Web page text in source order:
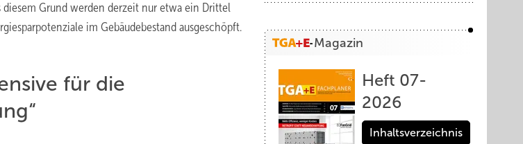
diesem Grund werden derzeit nur etwa ein Drittel
im Gebäudebestand ausgeschöpft.
für die
Magazin
Heft 07-
2026
Inhaltsverzeichnis